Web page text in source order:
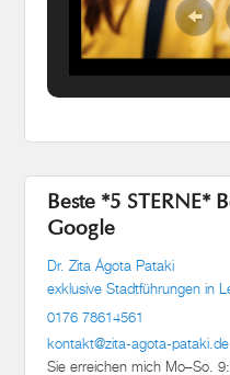
Beste *5 STERNE*
Google
Dr. Zita Ágota Pataki
exklusive Stadtführungen in
0176 78614561
kontakt@zita-agota-pataki.de
Sie erreichen mich Mo–So.